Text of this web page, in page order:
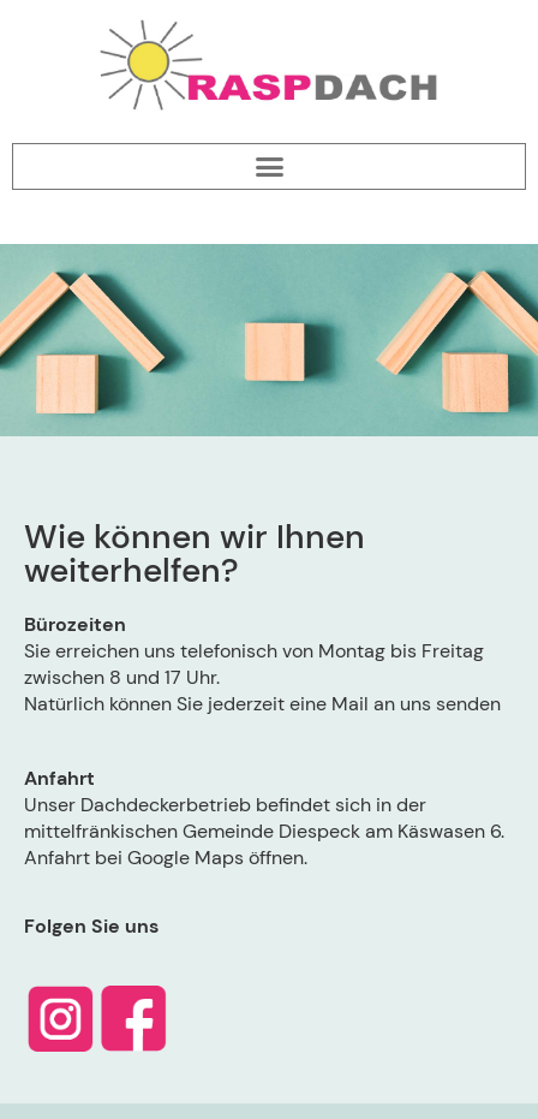
Wie können wir Ihnen
weiterhelfen?
Bürozeiten
Sie erreichen uns telefonisch von Montag bis Freitag
zwischen 8 und 17 Uhr.
Natürlich können Sie jederzeit eine Mail an uns senden
Anfahrt
Unser Dachdeckerbetrieb befindet sich in der
mittelfränkischen Gemeinde Diespeck am Käswasen 6.
Anfahrt bei Google Maps öffnen.
Folgen Sie uns